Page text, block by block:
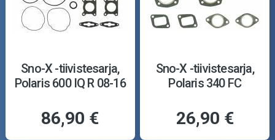
Sno-X -tiivistesarja,
Polaris 600 IQ R 08-16
86,90 €
Sno-X -tiivistesarja,
Polaris 340 FC
26,90 €